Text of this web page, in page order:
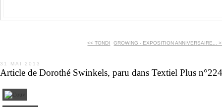
<< TONDI GROWING - EXPOSITION ANNIVERSAIRE...
31 MAI 2013
Article de Dorothé Swinkels, paru dans Textiel Plus n°224